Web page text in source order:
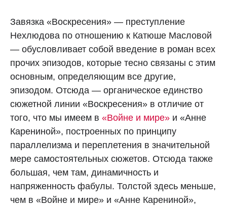
Завязка «Воскресения» — преступление
Нехлюдова по отношению к Катюше Масловой
— обусловливает собой введение в роман всех
прочих эпизодов, которые тесно связаны с этим
основным, определяющим все другие,
эпизодом. Отсюда — органическое единство
сюжетной линии «Воскресения» в отличие от
того, что мы имеем в «Войне и мире» и «Анне
Карениной», построенных по принципу
параллелизма и переплетения в значительной
мере самостоятельных сюжетов. Отсюда также
большая, чем там, динамичность и
напряженность фабулы. Толстой здесь меньше,
чем в «Войне и мире» и «Анне Карениной»,